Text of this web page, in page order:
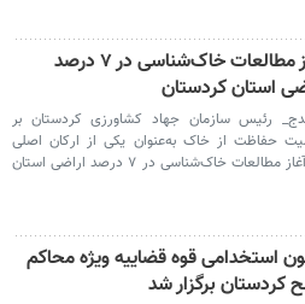
آغاز مطالعات خاک‌شناسی در ۷ درصد
استان کردستان
رئیس سازمان جهاد کشاورزی کردستان بر
حفاظت از خاک به‌عنوان یکی از ارکان اصلی
امنیت غذایی تأکید کرد و از آغاز مطالعات خاک‌شناسی در ۷ درصد اراضی استان
استخدامی قوه قضاییه ویژه محاکم
کردستان برگزار شد